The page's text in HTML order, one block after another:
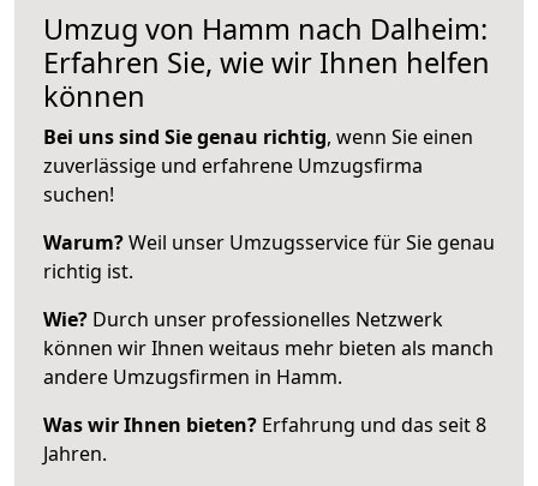
Umzug von Hamm nach Dalheim:
Erfahren Sie, wie wir Ihnen helfen
können
Bei uns sind Sie genau richtig, wenn Sie einen
zuverlässige und erfahrene Umzugsfirma
suchen!
Warum?Weil unser Umzugsservice für Sie genau
richtig ist.
Wie? Durch unser professionelles Netzwerk
können wir Ihnen weitaus mehr bieten als manch
andere Umzugsfirmen in Hamm.
Was wir Ihnen bieten? Erfahrung und das seit 8
Jahren.